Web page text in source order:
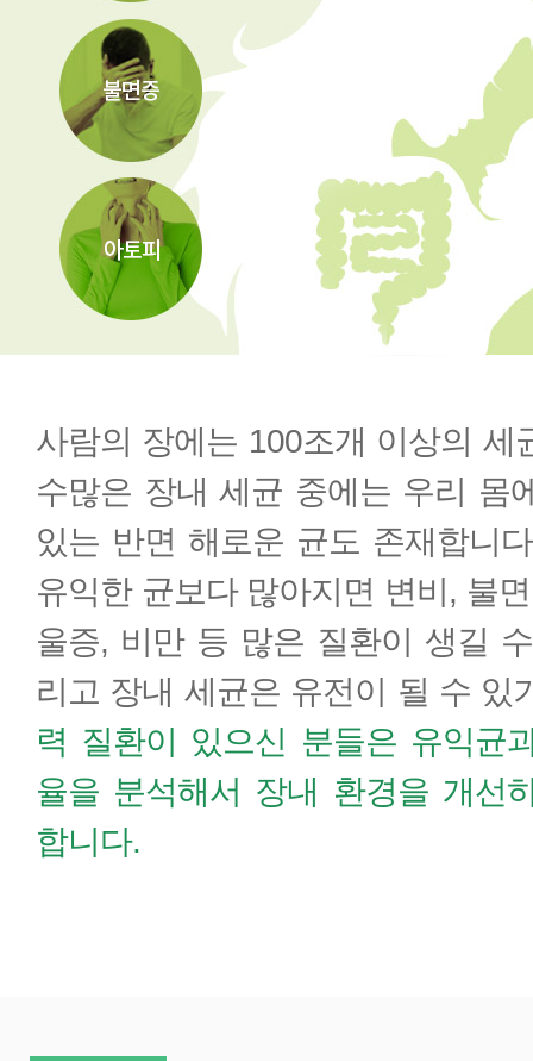
사람의 장에는 100조개 이상의 세
수많은 장내 세균 중에는 우리 몸
있는 반면 해로운 균도 존재합니
유익한 균보다 많아지면 변비, 불
울증, 비만 등 많은 질환이 생길
리고 장내 세균은 유전이 될 수 있
력 질환이 있으신 분들은 유익균
율을 분석해서 장내 환경을 개선
합니다.